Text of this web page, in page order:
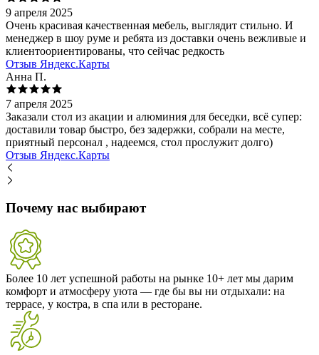
9 апреля 2025
Очень красивая качественная мебель, выглядит стильно. И
менеджер в шоу руме и ребята из доставки очень вежливые и
клиентоориентированы, что сейчас редкость
Отзыв Яндекс.Карты
Анна П.
7 апреля 2025
Заказали стол из акации и алюминия для беседки, всё супер:
доставили товар быстро, без задержки, собрали на месте,
приятный персонал , надеемся, стол прослужит долго)
Отзыв Яндекс.Карты
Почему нас выбирают
Более 10 лет успешной работы на рынке 10+ лет мы дарим
комфорт и атмосферу уюта — где бы вы ни отдыхали: на
террасе, у костра, в спа или в ресторане.